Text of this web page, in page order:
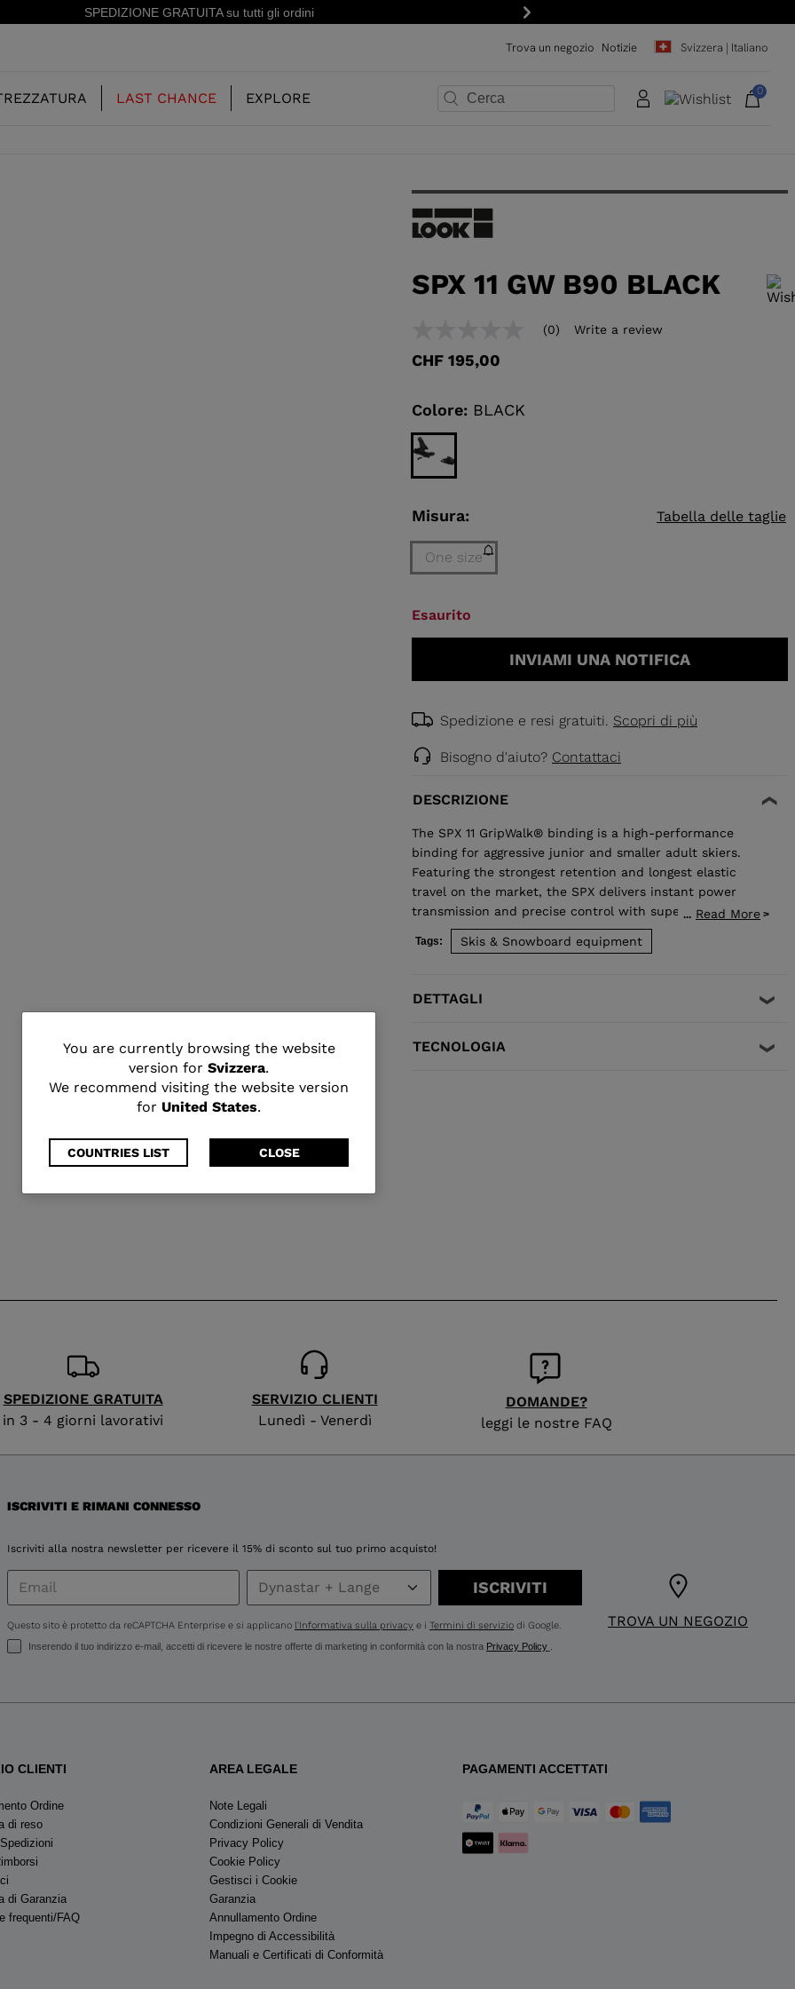
SPEDIZIONE GRATUITA su tutti gli ordini Avanti
Trova un negozio Notizie Svizzera | Italiano
PELLI
LAST CHANCE EXPLORE 0
You
are
currently
browsing
the
for
We
recommend
visiting
the
website
for
United
States.
You are currently browsing the website
version for Svizzera.
We recommend visiting the website version
for United States.
COUNTRIES LIST CLOSE
SPX 11 GW B90 BLACK
Per aggiungere un prodotto alla Wishlist, seleziona una taglia
value
link.
(0) Write a review
CHF 195,00
Colore: BLACK
Misura: Tabella delle taglie
One size
Taglia
selected
Esaurito
INVIAMI UNA NOTIFICA
Spedizione e resi gratuiti. Scopri di più
Bisogno d'aiuto? Contattaci
DESCRIZIONE
The SPX 11 GripWalk® binding is a high-performance
binding for aggressive junior and smaller adult skiers.
Featuring the strongest retention and longest elastic
travel on the market, the SPX delivers instant power
transmission and precise control with superior shock
absorption to reduce unwanted pre-release. The toe
allows upward release independent of the heel for the
... Read More
Tags: Skis & Snowboard equipment
DETTAGLI
TECNOLOGIA
SPEDIZIONE GRATUITA
in 3 - 4 giorni lavorativi
SERVIZIO CLIENTI
Lunedì - Venerdì
DOMANDE?
leggi le nostre FAQ
TROVA UN NEGOZIO
ISCRIVITI E RIMANI CONNESSO
Iscriviti alla nostra newsletter per ricevere il 15% di sconto sul tuo primo acquisto!
ISCRIVITI
Questo sito è protetto da reCAPTCHA Enterprise e si applicano l'Informativa sulla privacy e i Termini di serviziodi Google.
Inserendo il tuo indirizzo e-mail, accetti di ricevere le nostre offerte di marketing in conformità con la nostra Privacy Policy
CLIENTI
Ordine
di reso
di Garanzia
frequenti/FAQ
AREA LEGALE
Note Legali
Condizioni Generali di Vendita
Privacy Policy
Cookie Policy
Gestisci i Cookie
Garanzia
Annullamento Ordine
Impegno di Accessibilità
Manuali e Certificati di Conformità
PAGAMENTI ACCETTATI